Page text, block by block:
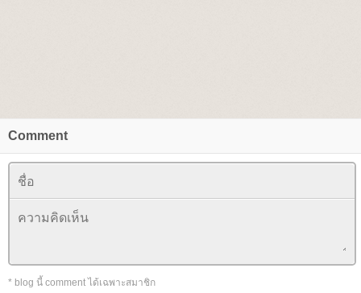
Comment
* blog นี้ comment ได้เฉพาะสมาชิก